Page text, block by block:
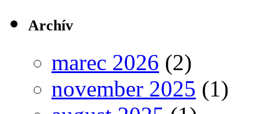
Archív
marec 2026 (2)
november 2025 (1)